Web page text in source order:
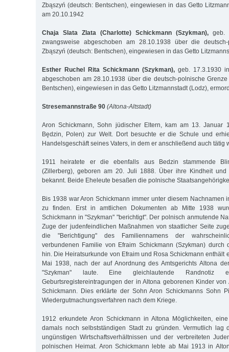
Zbąszyń (deutsch: Bentschen), eingewiesen in das Getto
am 20.10.1942
Chaja Slata Zlata (Charlotte) Schickmann (Szykman), geb.
zwangsweise abgeschoben am 28.10.1938 über die
Zbąszyń (deutsch: Bentschen), eingewiesen in das Getto
Esther Ruchel Rita Schickmann (Szykman), geb. 17.3.1930
abgeschoben am 28.10.1938 über die deutsch-polnische
Bentschen), eingewiesen in das Getto Litzmannstadt (Lodz),
Stresemannstraße 90 (Altona-Altstadt)
Aron Schickmann, Sohn jüdischer Eltern, kam am 13. Januar
Będzin, Polen) zur Welt. Dort besuchte er die Schule und
Handelsgeschäft seines Vaters, in dem er anschließend auch tätig
1911 heiratete er die ebenfalls aus Bedzin stammende
(Zillerberg), geboren am 20. Juli 1888. Über ihre Kindheit
bekannt. Beide Eheleute besaßen die polnische
Bis 1938 war Aron Schickmann immer unter diesem Nachnamen
zu finden. Erst in amtlichen Dokumenten ab Mitte 1938
Schickmann in "Szykman" "berichtigt". Der polnisch anmutende
Zuge der judenfeindlichen Maßnahmen von staatlicher Seite
die "Berichtigung" des Familiennamens der
verbundenen Familie von Efraim Schickmann (Szykman) durch
hin. Die Heiratsurkunde von Efraim und Rosa Schickmann enthält
Mai 1938, nach der auf Anordnung des Amtsgerichts Altona
"Szykman" laute. Eine gleichlautende Randnotiz
Geburtsregistereintragungen der in Altona geborenen Kinder
Schickmann. Dies erklärte der Sohn Aron Schickmanns Sohn
Wiedergutmachungsverfahren nach dem Kriege.
1912 erkundete Aron Schickmann in Altona Möglichkeiten,
damals noch selbstständigen Stadt zu gründen. Vermutlich lag
ungünstigen Wirtschaftsverhältnissen und der verbreiteten
polnischen Heimat. Aron Schickmann lebte ab Mai 1913 in